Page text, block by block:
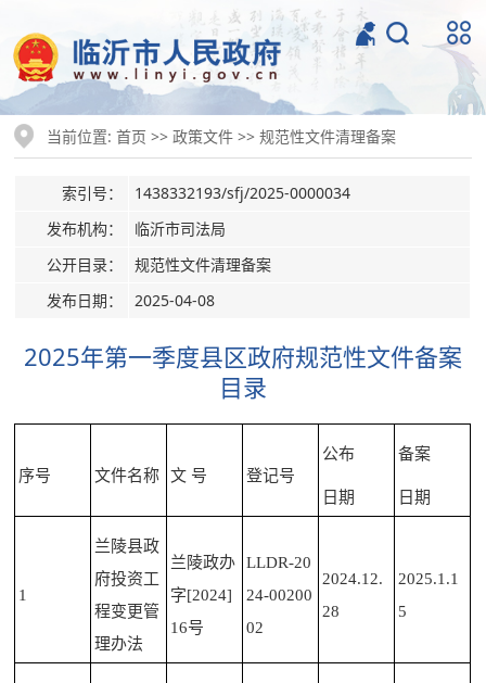
当前位置:首页 >>政策文件 >>规范性文件清理备案
索引号：
1438332193/sfj/2025-0000034
发布机构：
临沂市司法局
公开目录：
规范性文件清理备案
发布日期：
2025-04-08
2025年第一季度县区政府规范性文件备案
目录
序号 文件名称 文 号 登记号
公布
日期
备案
日期
1
兰陵县政
府投资工
程变更管
理办法
兰陵政办
字[2024]
16号
LLDR-20
24-00200
02
2024.12.
28
2025.1.1
5